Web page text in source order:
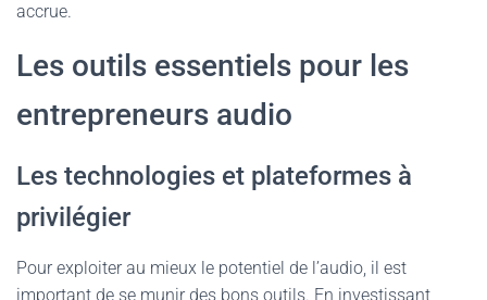
accrue.
Les outils essentiels pour les
entrepreneurs audio
Les technologies et plateformes à
privilégier
Pour exploiter au mieux le potentiel de l’audio, il est
important de se munir des bons outils. En investissant